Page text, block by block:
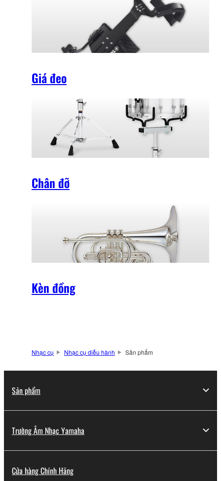
Giá đeo
Chân đỡ
Kèn đồng
Nhạc cụ Nhạc cụ diễu hành Sản phẩm
Sản phẩm
Trường Âm Nhạc Yamaha
Cửa hàng Chính Hãng